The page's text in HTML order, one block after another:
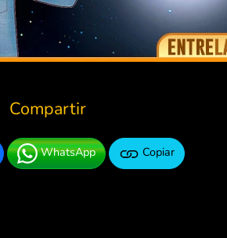
Compartir
WhatsApp Copiar